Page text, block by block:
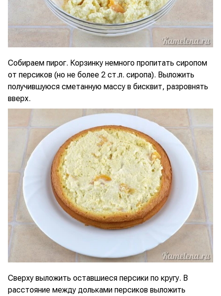
Собираем пирог. Корзинку немного пропитать сиропом
от персиков (но не более 2 ст.л. сиропа). Выложить
получившуюся сметанную массу в бисквит, разровнять
вверх.
Сверху выложить оставшиеся персики по кругу. В
расстояние между дольками персиков выложить